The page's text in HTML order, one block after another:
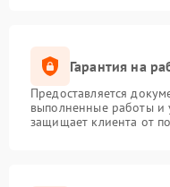
Гарантия на
Предоставляется
выполненные работы и
защищает клиента от